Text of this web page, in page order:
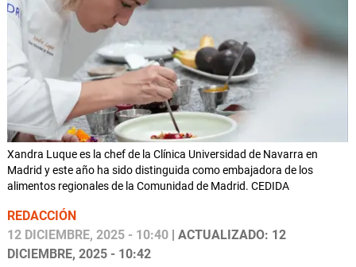
Xandra Luque es la chef de la Clínica Universidad de Navarra en
Madrid y este año ha sido distinguida como embajadora de los
alimentos regionales de la Comunidad de Madrid. CEDIDA
REDACCIÓN
12 DICIEMBRE, 2025 - 10:40 | ACTUALIZADO: 12
DICIEMBRE, 2025 - 10:42